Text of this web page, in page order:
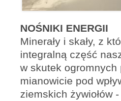
NOŚNIKI ENERGII
Minerały i skały, z
integralną część
w skutek
mianowicie pod
ziemskich żywiołów